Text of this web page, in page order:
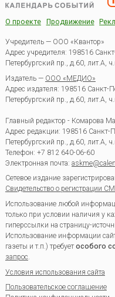
О проекте Продвижение
Учредитель — ООО «Квантор»
Адрес учредителя: 198516
Петербургский пр., д.60, лит.А,
Издатель — ООО «МЕДИО»
Адрес издателя: 198516 Санкт-
Петербургский пр., д.60, лит.А,
Главный редактор - Комарова
Адрес редакции: 198516 Санкт-
Петербургский пр., д.60, лит.А,
Телефон: +7 812 640-06-60
Электронная почта:
Сетевое издание
Свидетельство о регистрации
Использование любой
только при условии наличия у
гиперссылки на страницу-
Использование информации
газеты и т.п.) требуетособого
запрос.
Условия использования сайта
Пользовательское соглашение